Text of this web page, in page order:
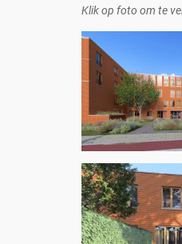
Klik op foto om te